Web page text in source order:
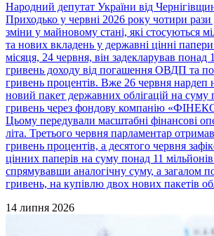
Народний депутат України від
Приходько у червні 2026 року чотири рази
зміни у майновому стані, які стосуються
та нових вкладень у державні цінні
місяця, 24 червня, він задекларував понад
гривень доходу від погашення ОВДП та
гривень процентів. Вже 26 червня нардеп
новий пакет державних облігацій на суму
гривень через фондову компанію
Цьому передували масштабні фінансові
літа. Третього червня парламентар
гривень процентів, а десятого червня
цінних паперів на суму понад 11
спрямувавши аналогічну суму, а загалом
гривень, на купівлю двох нових пакетів
14 липня 2026